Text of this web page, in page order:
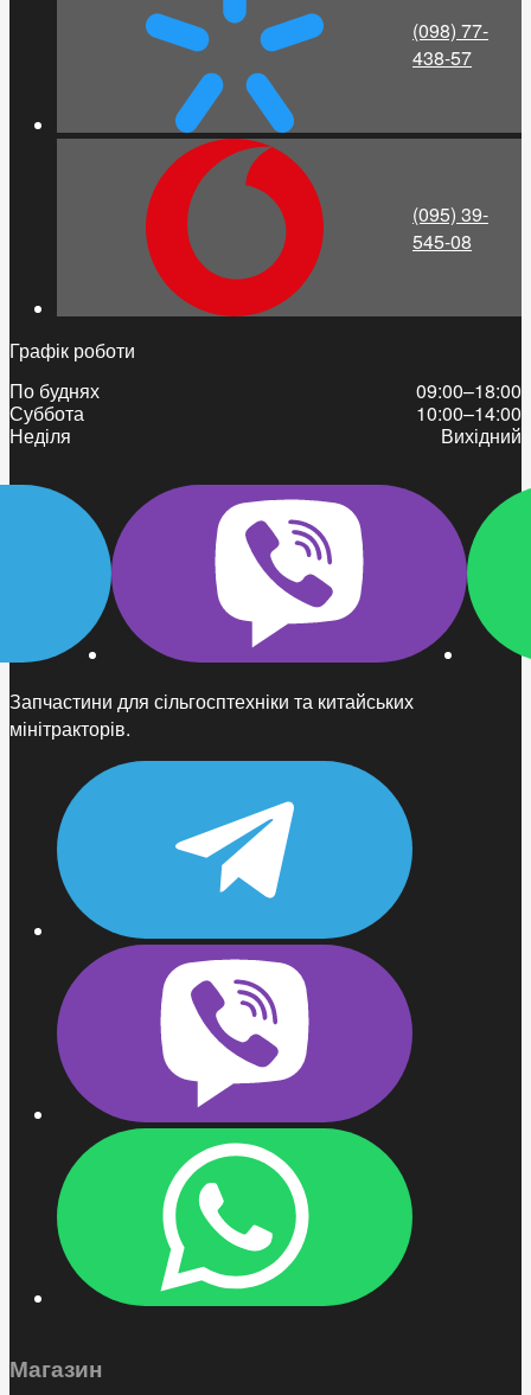
Запчастини для сільгосптехніки та китайських
мінітракторів.
Магазин
(098) 77-
438-57
(095) 39-
545-08
Графік роботи
По буднях
09:00–18:00
Суббота
10:00–14:00
Неділя
Вихідний